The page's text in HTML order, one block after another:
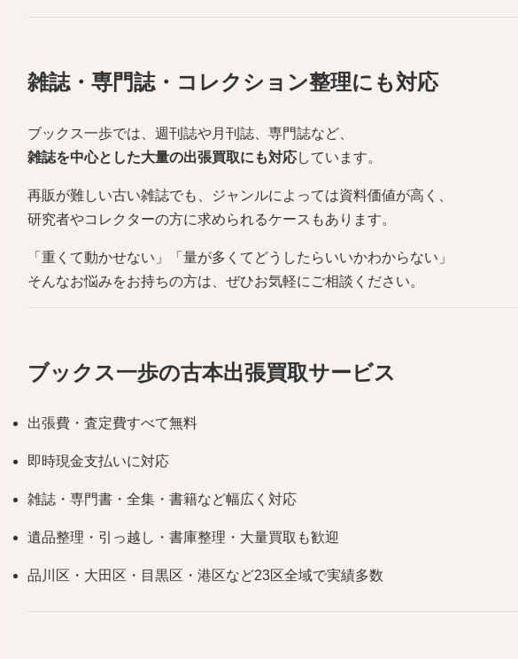
雑誌・専門誌・コレクション整理にも対応
ブックス一歩では、週刊誌や月刊誌、専門誌など、
雑誌を中心とした大量の出張買取にも対応しています。
再販が難しい古い雑誌でも、ジャンルによっては資料価値が高く、
研究者やコレクターの方に求められるケースもあります。
「重くて動かせない」「量が多くてどうしたらいいかわからない」
そんなお悩みをお持ちの方は、ぜひお気軽にご相談ください。
ブックス一歩の古本出張買取サービス
出張費・査定費すべて無料
即時現金支払いに対応
雑誌・専門書・全集・書籍など幅広く対応
遺品整理・引っ越し・書庫整理・大量買取も歓迎
品川区・大田区・目黒区・港区など23区全域で実績多数